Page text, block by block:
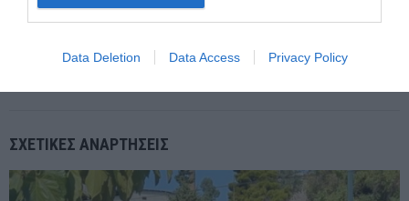
Data Deletion Data Access Privacy Policy
ΓΕΡΜΑΝΙΑ: Η ΒΙΟΜΗΧΑΝΙΑ ΑΝΑΚΑΜΠΤΕΙ ΣΤΙΣ ΠΩΛΗΣΕΙΣ —
ΣΧΕΤΙΚΈΣ ΑΝΑΡΤΉΣΕΙΣ